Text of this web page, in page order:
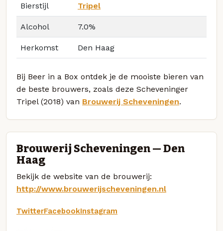
Bierstijl Tripel
Alcohol 7.0%
Herkomst Den Haag
Bij Beer in a Box ontdek je de mooiste bieren van
de beste brouwers, zoals deze Scheveninger
Tripel (2018) van Brouwerij Scheveningen.
Brouwerij Scheveningen — Den
Haag
Bekijk de website van de brouwerij:
http://www.brouwerijscheveningen.nl
TwitterFacebookInstagram